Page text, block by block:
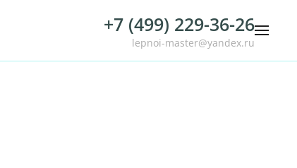
+7 (499) 229-36-26
lepnoi-master@yandex.ru